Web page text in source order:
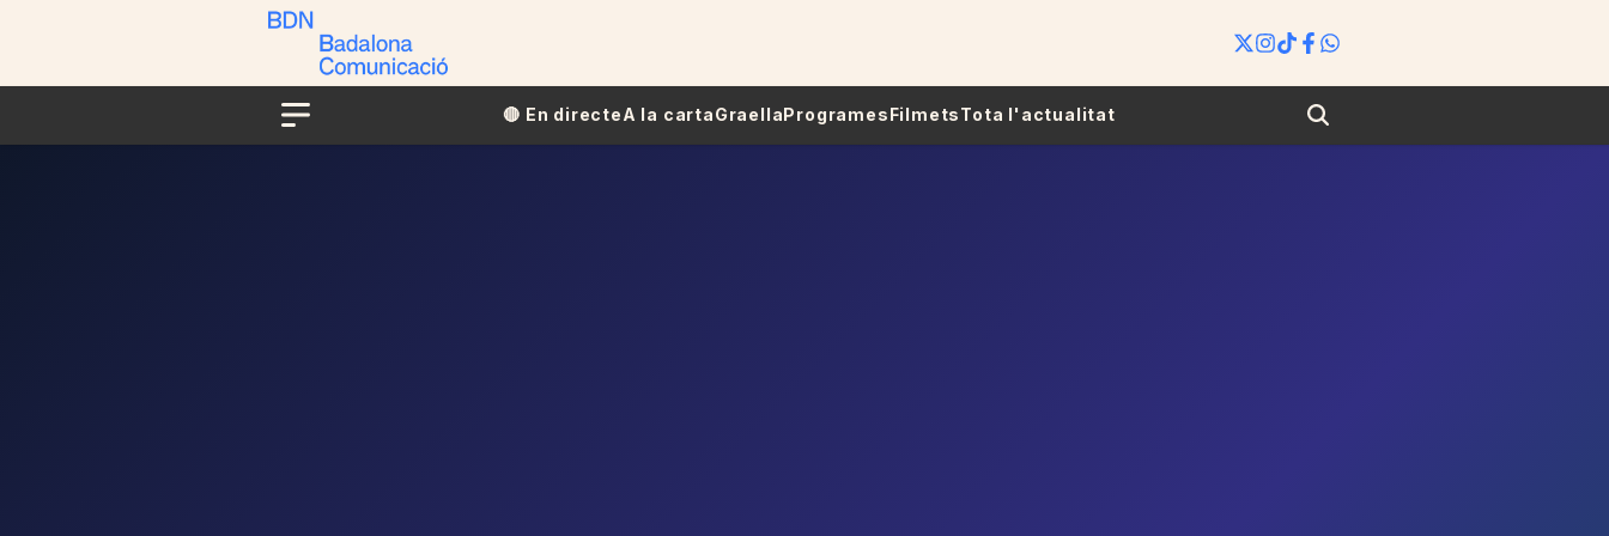
Menu
🔴​​ En directeA la cartaGraellaProgramesFilmetsTota l'actualitat Search